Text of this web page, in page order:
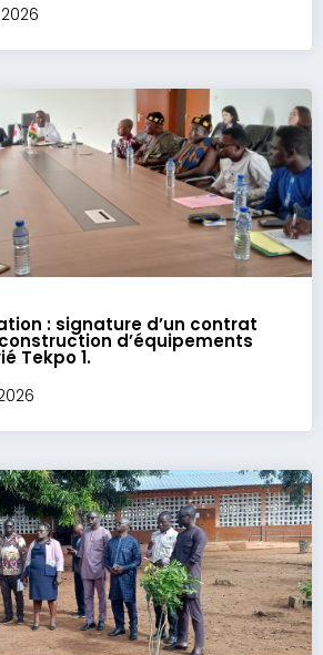
: signature d’un contrat
d’équipements
Tekpo 1.